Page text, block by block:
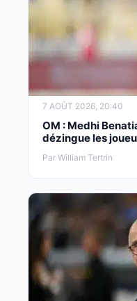
7 AOÛT 2026, 20:40
OM : Medhi
dézingue les
Par William Tertrin